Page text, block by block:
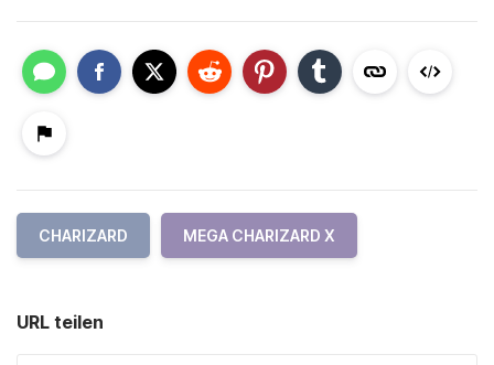
CHARIZARD MEGA CHARIZARD X
URL teilen